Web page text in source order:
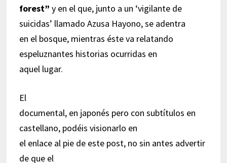
forest” y en el que, junto a un ‘vigilante de
suicidas’ llamado Azusa Hayono, se adentra
en el bosque, mientras éste va relatando
espeluznantes historias ocurridas en
aquel lugar.
El
documental, en japonés pero con subtítulos en
castellano, podéis visionarlo en
el enlace al pie de este post, no sin antes advertir
de que el